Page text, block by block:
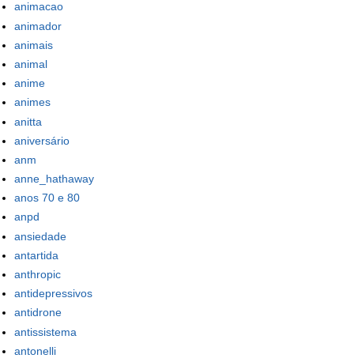
animacao
animador
animais
animal
anime
animes
anitta
aniversário
anm
anne_hathaway
anos 70 e 80
anpd
ansiedade
antartida
anthropic
antidepressivos
antidrone
antissistema
antonelli